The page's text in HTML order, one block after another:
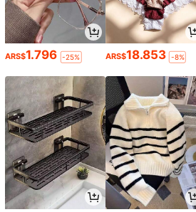
ARS$1.796 -25% ARS$18.853 -8%